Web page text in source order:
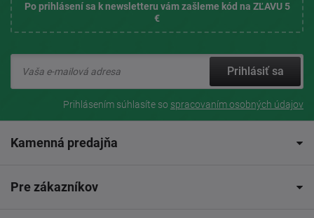
Po prihlásení sa k newsletteru vám zašleme kód na ZĽAVU 5
€
Prihlásiť sa
Prihlásením súhlasíte so spracovaním osobných údajov
Kamenná predajňa
Pre zákazníkov